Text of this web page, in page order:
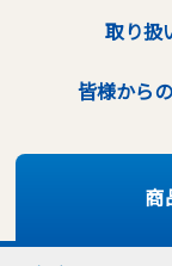
取り扱
皆様から
商